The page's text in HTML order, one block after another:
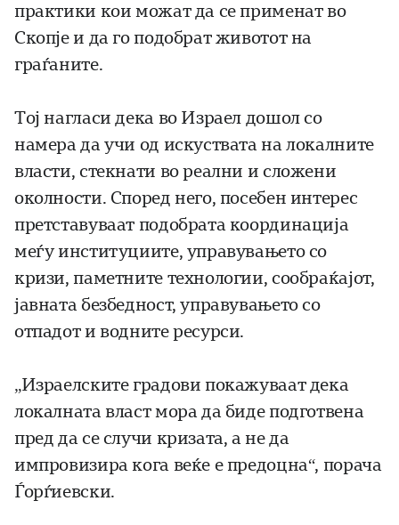
практики кои можат да се применат во
Скопје и да го подобрат животот на
граѓаните.
Тој нагласи дека во Израел дошол со
намера да учи од искуствата на локалните
власти, стекнати во реални и сложени
околности. Според него, посебен интерес
претставуваат подобрата координација
меѓу институциите, управувањето со
кризи, паметните технологии, сообраќајот,
јавната безбедност, управувањето со
отпадот и водните ресурси.
„Израелските градови покажуваат дека
локалната власт мора да биде подготвена
пред да се случи кризата, а не да
импровизира кога веќе е предоцна“, порача
Ѓорѓиевски.